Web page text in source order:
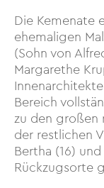
Die Kemenate
ehemaligen
(Sohn von
Margarethe
Bereich
zu den großen
der restlichen
Bertha (16)
Rückzugsorte